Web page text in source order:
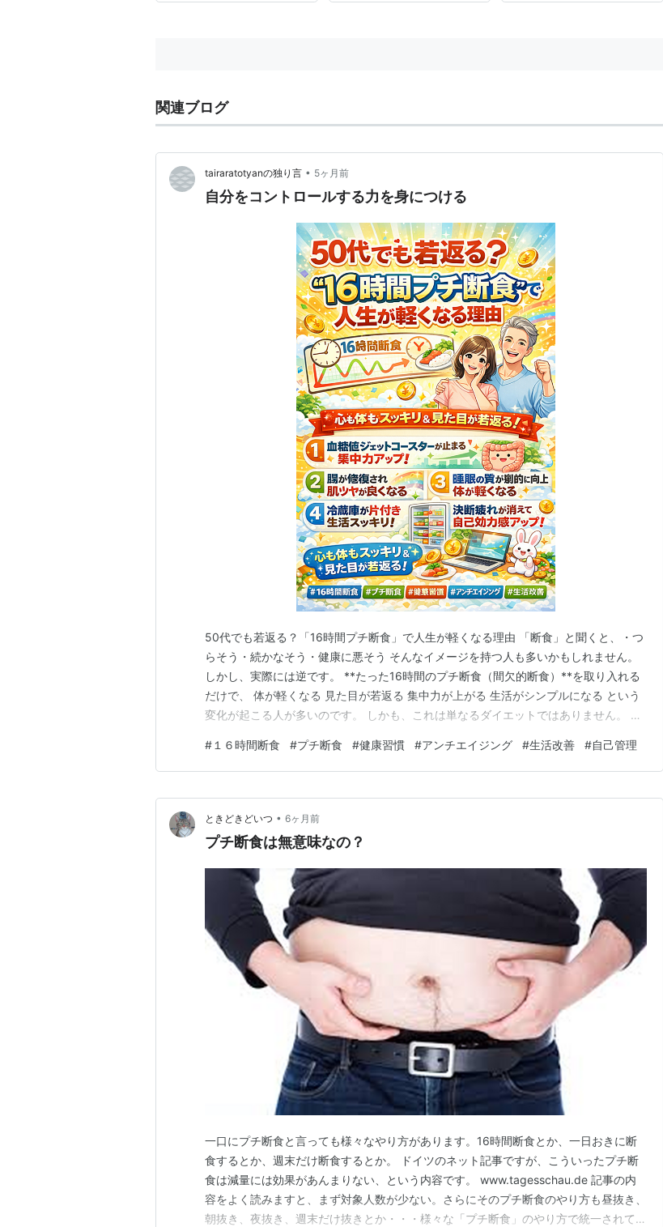
関連ブログ
tairaratotyanの独り言 • 5ヶ月前
自分をコントロールする力を身につける
50代でも若返る？「16時間プチ断食」で人生が軽くなる理由 「断食」と聞くと、・つ
らそう・続かなそう・健康に悪そう そんなイメージを持つ人も多いかもしれません。
しかし、実際には逆です。 **たった16時間のプチ断食（間欠的断食）**を取り入れる
だけで、 体が軽くなる 見た目が若返る 集中力が上がる 生活がシンプルになる という
変化が起こる人が多いのです。 しかも、これは単なるダイエットではありません。 体
は、そんな16時間断食の驚くべき効果をわかりやすく解説します。 16時間断食の本当
の目的は「痩せること」ではな…
# １６時間断食 #プチ断食 #健康習慣 #アンチエイジング #生活改善 #自己管理
ときどきどいつ • 6ヶ月前
プチ断食は無意味なの？
一口にプチ断食と言っても様々なやり方があります。16時間断食とか、一日おきに断
食するとか、週末だけ断食するとか。 ドイツのネット記事ですが、こういったプチ断
食は減量には効果があんまりない、という内容です。 www.tagesschau.de 記事の内
容をよく読みますと、まず対象人数が少ない。さらにそのプチ断食のやり方も昼抜き、
朝抜き、夜抜き、週末だけ抜きとか・・・様々な「プチ断食」のやり方で統一されてい